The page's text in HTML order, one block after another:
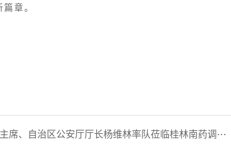
章。
、自治区公安厅厅长杨维林率队莅临桂林南药调研指导工作